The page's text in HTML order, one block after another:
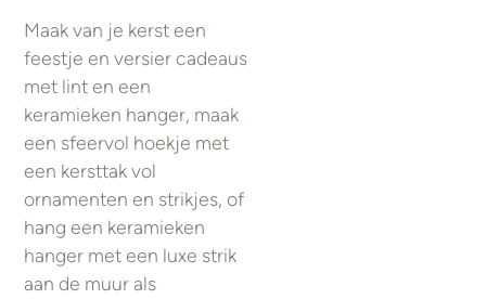
Maak van je kerst een
feestje en versier cadeaus
met lint en een
keramieken hanger, maak
een sfeervol hoekje met
een kersttak vol
ornamenten en strikjes, of
hang een keramieken
hanger met een luxe strik
aan de muur als